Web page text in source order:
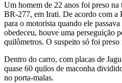
Um homem de 22 anos foi preso na
BR-277, em Irati. De acordo com a
para o motorista quando ele
obedeceu, houve uma perseguição
quilômetros. O suspeito só foi preso
Dentro do carro, com placas de
quase 60 quilos de maconha
no porta-malas.